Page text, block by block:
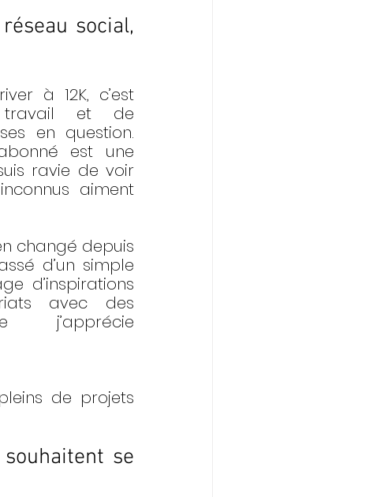
social,
à 12K, c’est
travail et de
en question.
est une
ravie de voir
aiment
changé depuis
d’un simple
d’inspirations
avec des
j’apprécie
de projets
se